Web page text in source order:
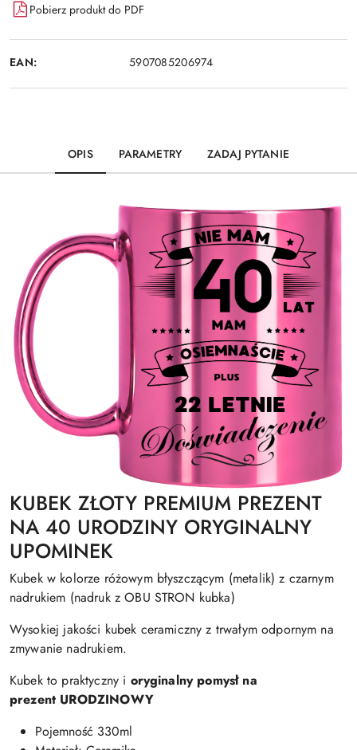
Pobierz produkt do PDF
EAN: 5907085206974
OPIS PARAMETRY ZADAJ PYTANIE
KUBEK ZŁOTY PREMIUM PREZENT
NA 40 URODZINY ORYGINALNY
UPOMINEK
Kubek w kolorze różowym błyszczącym (metalik) z czarnym
nadrukiem (nadruk z OBU STRON kubka)
Wysokiej jakości kubek ceramiczny z trwałym odpornym na
zmywanie nadrukiem.
Kubek to praktyczny i oryginalny pomysł na
prezent URODZINOWY
Pojemność 330ml